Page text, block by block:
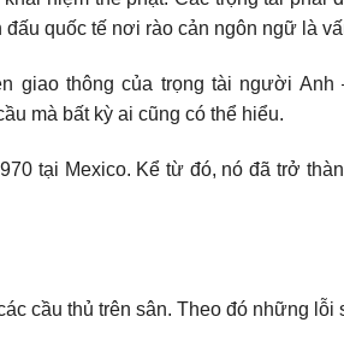
quốc tế nơi rào cản ngôn ngữ là
thông của trọng tài người Anh
mà bất kỳ ai cũng có thể hiểu.
tại Mexico. Kể từ đó, nó đã trở
cầu thủ trên sân. Theo đó những lỗi